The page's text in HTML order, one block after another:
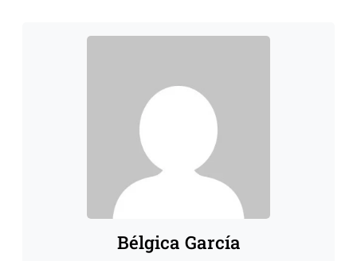
Bélgica García